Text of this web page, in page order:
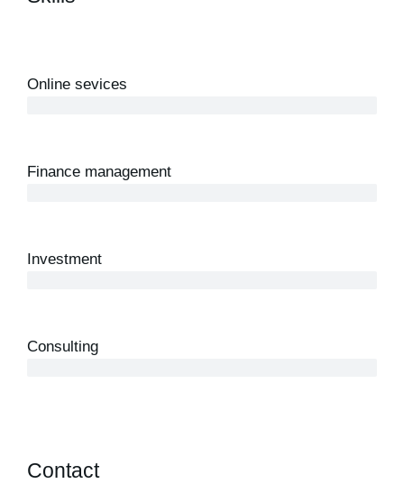
Online sevices
Finance management
Investment
Consulting
Contact